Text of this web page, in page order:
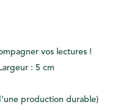
vos lectures !
: 5 cm
production durable)